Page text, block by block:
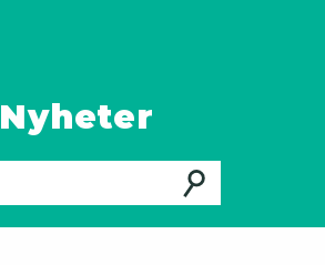
Nyheter
etter
Søk